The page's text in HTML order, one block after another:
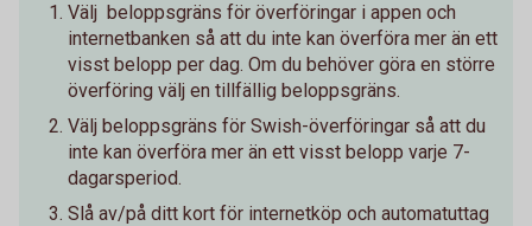
Välj beloppsgräns för överföringar i appen och
internetbanken så att du inte kan överföra mer än ett
visst belopp per dag. Om du behöver göra en större
överföring välj en tillfällig beloppsgräns.
Välj beloppsgräns för Swish-överföringar så att du
inte kan överföra mer än ett visst belopp varje 7-
dagarsperiod.
Slå av/på ditt kort för internetköp och automatuttag